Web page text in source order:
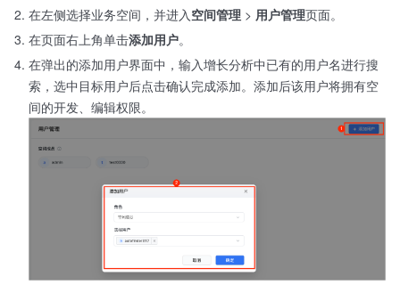
在左侧选择业务空间，并进入空间管理 > 用户管理页面。
在页面右上角单击添加用户。
在弹出的添加用户界面中，输入增长分析中已有的用户名进行搜
索，选中目标用户后点击确认完成添加。添加后该用户将拥有空
间的开发、编辑权限。